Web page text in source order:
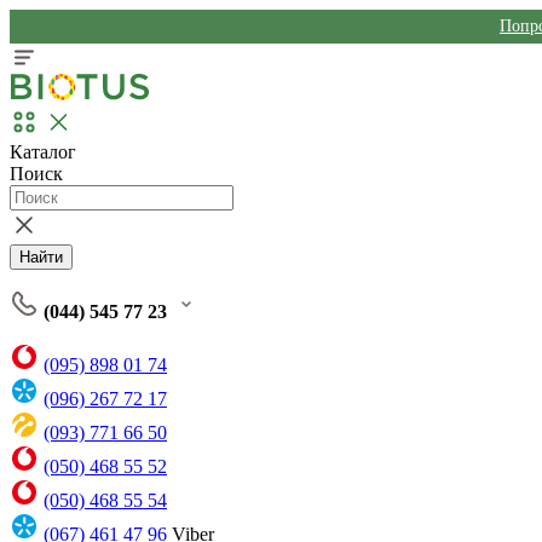
Каталог
Поиск
Найти
(044) 545 77 23
(095) 898 01 74
(096) 267 72 17
(093) 771 66 50
(050) 468 55 52
(050) 468 55 54
(067) 461 47 96 Viber